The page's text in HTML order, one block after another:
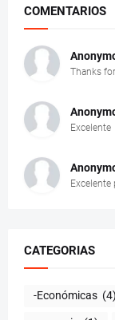
COMENTARIOS
Thanks
Excelente
Excelente
CATEGORIAS
-Económicas (4)